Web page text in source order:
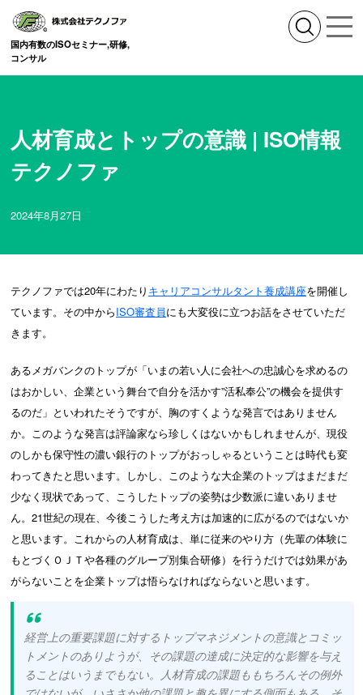
国内有数のISOセミナー,研修,
コンサル
人材育成とトップの意識 | ISO情報
テクノファ
2024年8月27日
テクノファでは20年にわたり キャリアコンサルタント養成講座を開催し
ています。その中からISO審査員にも大変役に立つお話をさせていただ
きます。
あるメガバンクのトップが「いまの若い人に会社への忠誠心を求めるの
はおかしい、企業という舞台で自分を活かす”活私奉公”の機会を提供す
るのだ」といわれたそうですが、胸のすくような発言ではありません
か。このような発言は評論家なら珍しくはないかもしれませんが、現役
のしかも保守性の濃い銀行のトップがおっしゃるということは時代も変
わってきたと思います。しかし、このような大企業のトップはまだまだ
少なく現状であって、こうしたトップの姿勢は少数派に違いありませ
ん。21世紀の現在、今後こうした考え方は加速的に広がるのではないか
と思います。これからの人材育成は、単に従来のやり方（先輩の体験に
もとづくＯＪＴや各種のグループ別集合研修）を行うだけでは効果があ
がらないことを企業トップは悟らなければならないと思います。
経営上の重要課題に対するトップマネジメントの意識とコミッ
トメントのありようが、その課題の達成に決定的な影響を与え
ることはいうまでもない。人材育成の課題ももちろんその例外